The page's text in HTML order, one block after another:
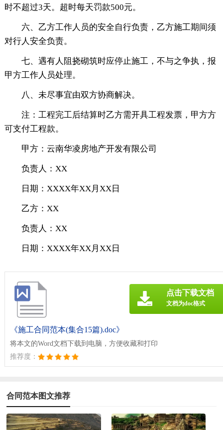
时不超过3天。超时每天罚款500元。
六、乙方工作人员的安全自行负责，乙方施工期间须
对行人安全负责。
七、遇有人阻挠砌筑时应停止施工，不与之争执，报
甲方工作人员处理。
八、未尽事宜由双方协商解决。
注：工程完工后结算时乙方需开具工程发票，甲方方
可支付工程款。
甲方：云南华凌房地产开发有限公司
负责人：XX
日期：XXXX年XX月XX日
乙方：XX
负责人：XX
日期：XXXX年XX月XX日
《施工合同范本(集合15篇).doc》
将本文的Word文档下载到电脑，方便收藏和打印
推荐度：
点击下载文档
文档为doc格式
合同范本图文推荐